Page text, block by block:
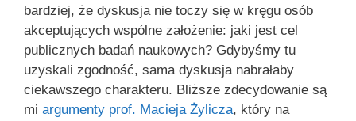
bardziej, że dyskusja nie toczy się w kręgu osób
akceptujących wspólne założenie: jaki jest cel
publicznych badań naukowych? Gdybyśmy tu
uzyskali zgodność, sama dyskusja nabrałaby
ciekawszego charakteru. Bliższe zdecydowanie są
mi argumenty prof. Macieja Żylicza, który na